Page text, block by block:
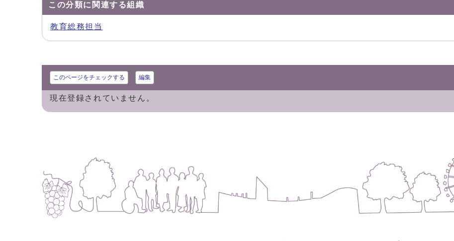
この分類に関連する組織
教育総務担当
このページをチェックする 編集
現在登録されていません。